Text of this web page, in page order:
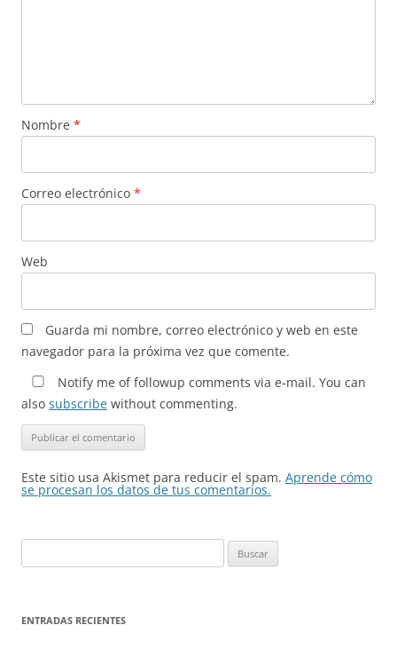
Nombre *
Correo electrónico *
Web
Guarda mi nombre, correo electrónico y web en este
navegador para la próxima vez que comente.
Notify me of followup comments via e-mail. You can
also subscribe without commenting.
Este sitio usa Akismet para reducir el spam. Aprende cómo
se procesan los datos de tus comentarios.
ENTRADAS RECIENTES